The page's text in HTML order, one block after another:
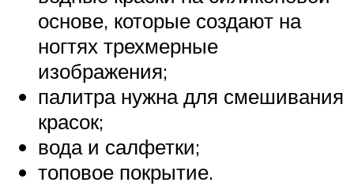
основе, которые создают на
ногтях трехмерные
изображения;
палитра нужна для смешивания
красок;
вода и салфетки;
топовое покрытие.